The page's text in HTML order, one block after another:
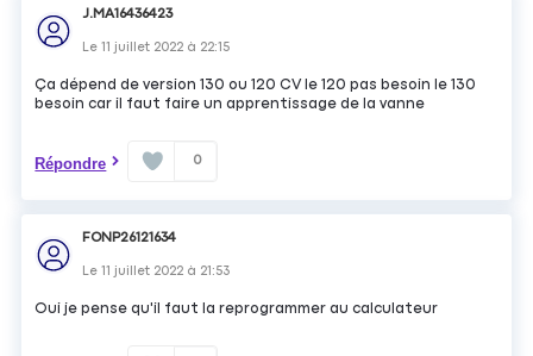
J.MA16436423
Le11 juillet 2022 à 22:15
Ça dépend de version 130 ou 120 CV le 120 pas besoin le 130
besoin car il faut faire un apprentissage de la vanne
Répondre 0
FONP26121634
Le11 juillet 2022 à 21:53
Oui je pense qu'il faut la reprogrammer au calculateur